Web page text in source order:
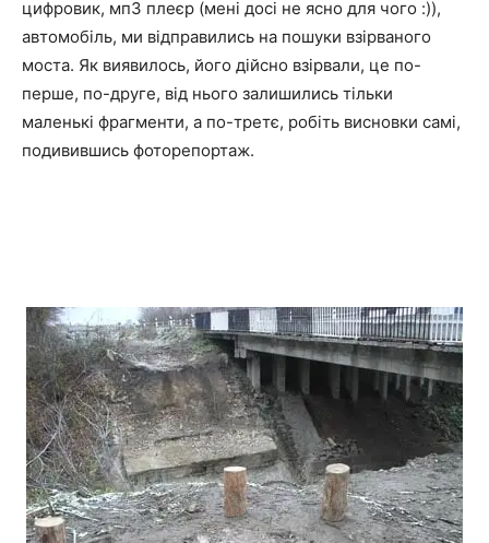
цифровик, мп3 плеєр (мені досі не ясно для чого :)),
автомобіль, ми відправились на пошуки взірваного
моста. Як виявилось, його дійсно взірвали, це по-
перше, по-друге, від нього залишились тільки
маленькі фрагменти, а по-третє, робіть висновки самі,
подивившись фоторепортаж.